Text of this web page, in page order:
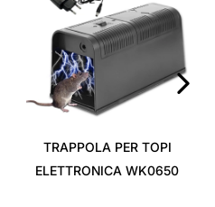
TRAPPOLA PER TOPI
ELETTRONICA WK0650